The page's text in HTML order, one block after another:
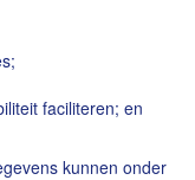
faciliteren; en
kunnen onder